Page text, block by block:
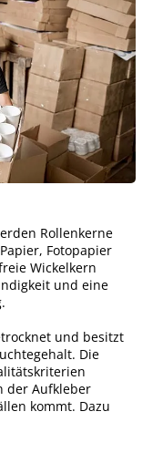
Rollenkerne
Fotopapier
Wickelkern
und eine
und besitzt
Die
der Aufkleber
kommt. Dazu